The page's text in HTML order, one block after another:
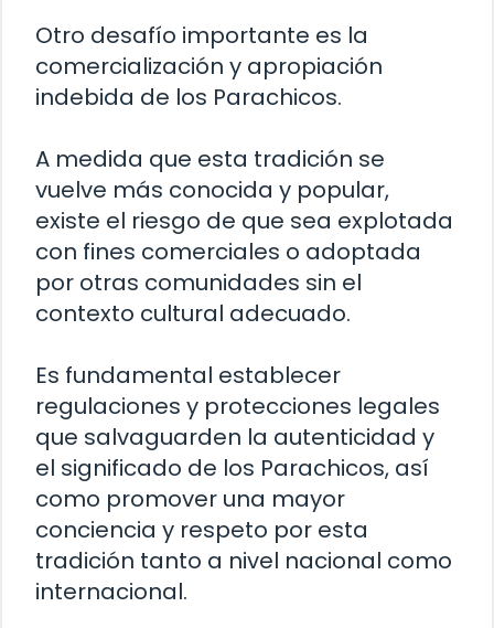
Otro desafío importante es la
comercialización y apropiación
indebida de los Parachicos.
A medida que esta tradición se
vuelve más conocida y popular,
existe el riesgo de que sea explotada
con fines comerciales o adoptada
por otras comunidades sin el
contexto cultural adecuado.
Es fundamental establecer
regulaciones y protecciones legales
que salvaguarden la autenticidad y
el significado de los Parachicos, así
como promover una mayor
conciencia y respeto por esta
tradición tanto a nivel nacional como
internacional.